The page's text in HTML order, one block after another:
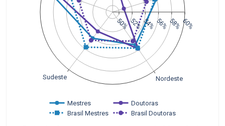
Sudeste Nordeste
50%52%54%56%58% 60%
Mestres
Brasil Mestres
Doutoras
Brasil Doutoras